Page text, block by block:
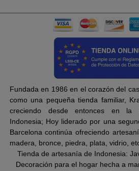
Fundada en 1986 en el corazón del
como una pequeña tienda familiar,
creciendo desde entonces en la
Indonesia; Hoy liderado por una
Barcelona continúa ofreciendo
madera, bronce, piedra, plata, vidrio,
Tienda de artesanía de Indonesia:
Decoración para el hogar hecha a